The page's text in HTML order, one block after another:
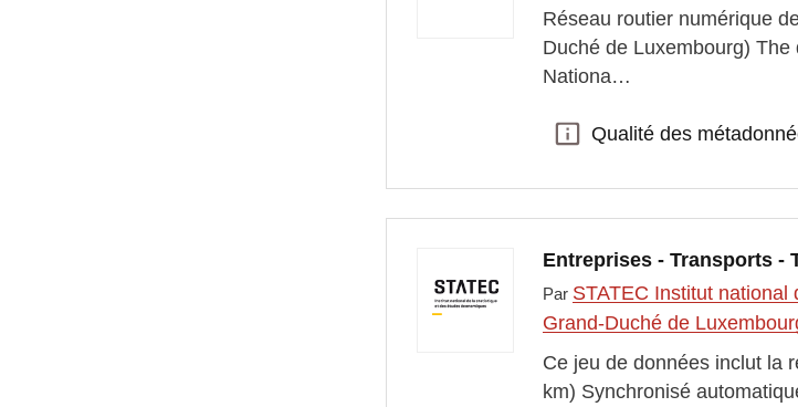
Réseau routier numérique
Duché de Luxembourg)
Nationa…
Qualité des métadonnées:
Qualité des
Entreprises - Transports -
Par STATEC Institut
Grand-Duché de
Ce jeu de données inclut la
km) Synchronisé